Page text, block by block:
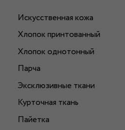
Искусственная кожа
Хлопок принтованный
Хлопок однотонный
Парча
Эксклюзивные ткани
Курточная ткань
Пайетка